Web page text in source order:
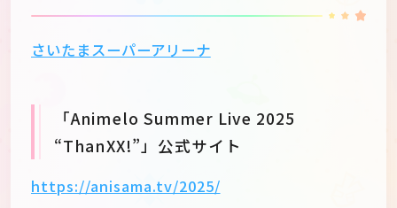
さいたまスーパーアリーナ
「Animelo Summer Live 2025
“ThanXX!”」公式サイト
https://anisama.tv/2025/